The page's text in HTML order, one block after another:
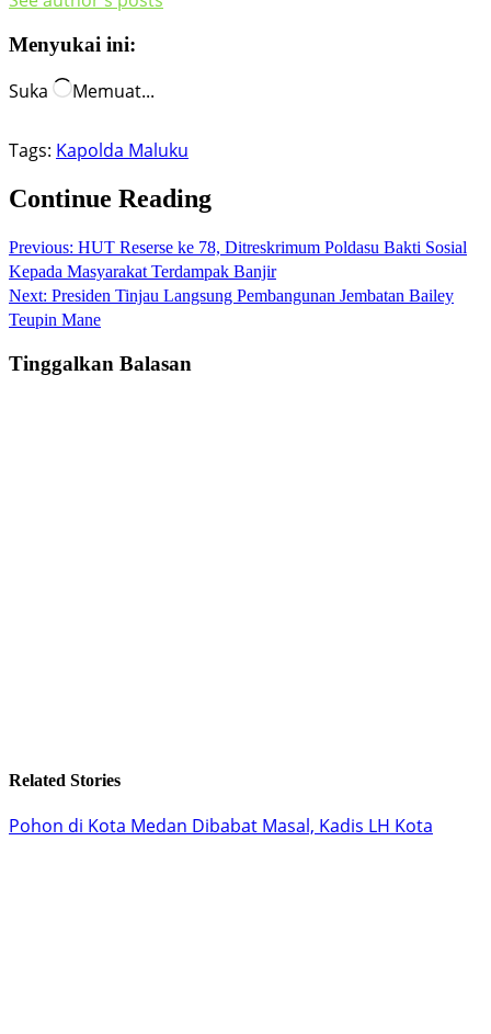
Menyukai ini:
Suka Memuat...
Tags: Kapolda Maluku
Continue Reading
Previous: HUT Reserse ke 78, Ditreskrimum Poldasu Bakti Sosial
Kepada Masyarakat Terdampak Banjir
Next: Presiden Tinjau Langsung Pembangunan Jembatan Bailey
Teupin Mane
Tinggalkan Balasan
Related Stories
Pohon di Kota Medan Dibabat Masal, Kadis LH Kota